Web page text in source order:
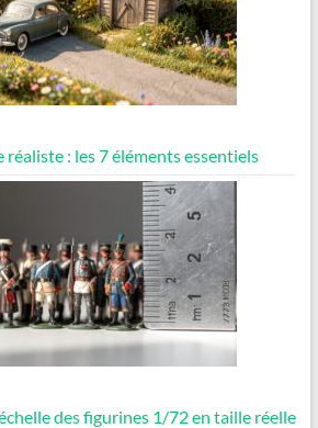
: les 7 éléments essentiels
des figurines 1/72 en taille réelle